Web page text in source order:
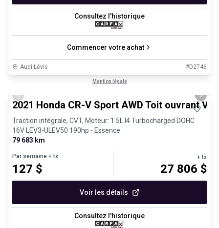
Consultez l'historique
Commencer votre achat
Audi Lévis #D2746
Mention légale
Previous slide Next
2021 Honda CR-V Sport AWD Toit ouvrant
Traction intégrale, CVT, Moteur: 1.5L I4 Turbocharged DOHC
16V LEV3-ULEV50 190hp - Essence
79 683 km
Par semaine + tx
127 $
+ tx
27 806 $
Voir les détails
Consultez l'historique